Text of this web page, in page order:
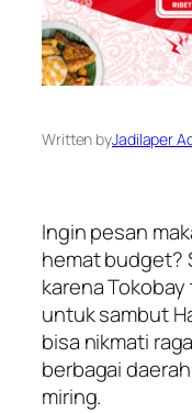
Written byJadilaper
Ingin pesan
hematbudget?
karena
untuk sambut
bisa nikmati
berbagai
miring.